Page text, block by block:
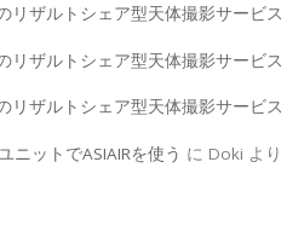
リザルトシェア型天体撮影サービス
リザルトシェア型天体撮影サービス
リザルトシェア型天体撮影サービス
ニットでASIAIRを使う に Doki より